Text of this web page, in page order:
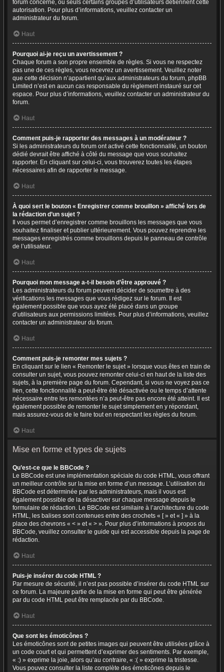
forum concerné, ou seuls certains groupes d’utilisateurs détiennent cette
autorisation. Pour plus d’informations, veuillez contacter un
administrateur du forum.
Haut
Pourquoi ai-je reçu un avertissement ?
Chaque forum a son propre ensemble de règles. Si vous ne respectez
pas une de ces règles, vous recevrez un avertissement. Veuillez noter
que cette décision n’appartient qu’aux administrateurs du forum, phpBB
Limited n’est en aucun cas responsable du règlement instauré sur cet
espace. Pour plus d’informations, veuillez contacter un administrateur du
forum.
Haut
Comment puis-je rapporter des messages à un modérateur ?
Si les administrateurs du forum ont activé cette fonctionnalité, un bouton
dédié devrait être affiché à côté du message que vous souhaitez
rapporter. En cliquant sur celui-ci, vous trouverez toutes les étapes
nécessaires afin de rapporter le message.
Haut
À quoi sert le bouton « Enregistrer comme brouillon » affiché lors de
la rédaction d’un sujet ?
Il vous permet d’enregistrer comme brouillons les messages que vous
souhaitez finaliser et publier ultérieurement. Vous pouvez reprendre les
messages enregistrés comme brouillons depuis le panneau de contrôle
de l’utilisateur.
Haut
Pourquoi mon message a-t-il besoin d’être approuvé ?
Les administrateurs du forum peuvent décider de soumettre à des
vérifications les messages que vous rédigez sur le forum. Il est
également possible que vous ayez été placé dans un groupe
d’utilisateurs aux permissions limitées. Pour plus d’informations, veuillez
contacter un administrateur du forum.
Haut
Comment puis-je remonter mes sujets ?
En cliquant sur le lien « Remonter le sujet » lorsque vous êtes en train de
consulter un sujet, vous pouvez remonter celui-ci en haut de la liste des
sujets, à la première page du forum. Cependant, si vous ne voyez pas ce
lien, cette fonctionnalité a peut-être été désactivée ou le temps d’attente
nécessaire entre les remontées n’a peut-être pas encore été atteint. Il est
également possible de remonter le sujet simplement en y répondant,
mais assurez-vous de le faire tout en respectant les règles du forum.
Haut
Mise en forme et types de sujets
Qu’est-ce que le BBCode ?
Le BBCode est une implémentation spéciale du code HTML, vous offrant
un meilleur contrôle sur la mise en forme d’un message. L’utilisation du
BBCode est déterminée par les administrateurs, mais il vous est
également possible de la désactiver sur chaque message depuis le
formulaire de rédaction. Le BBCode est similaire à l’architecture du code
HTML, les balises sont contenues entre des crochets « [ » et « ] » à la
place des chevrons « < » et « > ». Pour plus d’informations à propos du
BBCode, veuillez consulter le guide qui est accessible depuis la page de
rédaction.
Haut
Puis-je insérer du code HTML ?
Par mesure de sécurité, il n’est pas possible d’insérer du code HTML sur
ce forum. La majeure partie de la mise en forme qui peut être générée
par du code HTML peut être remplacée par du BBCode.
Haut
Que sont les émoticônes ?
Les émoticônes sont de petites images qui peuvent être utilisées grâce à
un code court et qui permettent d’exprimer des sentiments. Par exemple,
« :) » exprime la joie, alors qu’au contraire, « :( » exprime la tristesse.
Vous pouvez consulter la liste complète des émoticônes depuis le